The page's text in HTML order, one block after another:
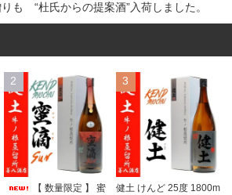
も “杜氏からの提案酒”入荷しました。
2
【 数量限定 】 蜜
3
健土 けんど 25度 1800m